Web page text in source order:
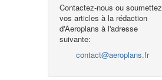
Contactez-nous ou soumettez
vos articles à la rédaction
d'Aeroplans à l'adresse
suivante:
contact@aeroplans.fr